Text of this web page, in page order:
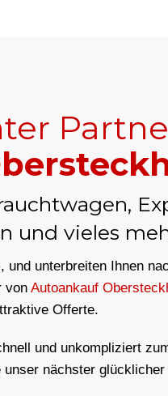
und vieles
unterbreiten Ihnen
von Autoankauf
Offerte.
und unkompliziert
nächster glücklicher